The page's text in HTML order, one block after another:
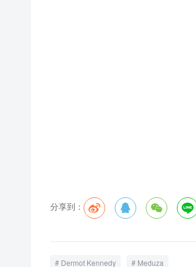
分享到：    
Dermot Kennedy Meduza